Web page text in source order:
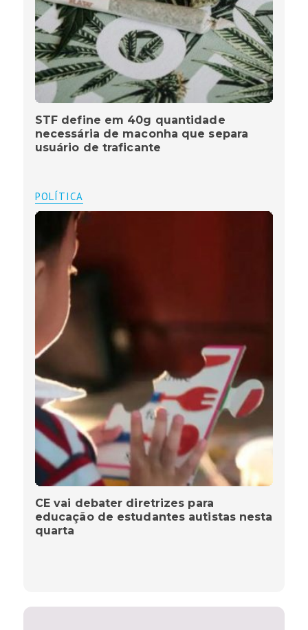
STF define em 40g quantidade
necessária de maconha que separa
usuário de traficante
POLÍTICA
CE vai debater diretrizes para
educação de estudantes autistas nesta
quarta